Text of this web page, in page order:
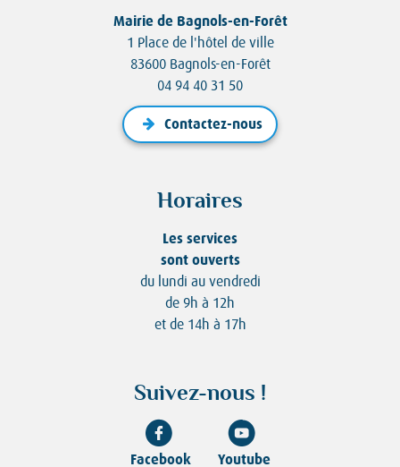
Mairie de Bagnols-en-Forêt
1 Place de l'hôtel de ville
83600 Bagnols-en-Forêt
04 94 40 31 50
Contactez-nous
Horaires
Les services
sont ouverts
du lundi au vendredi
de 9h à 12h
et de 14h à 17h
Suivez-nous !
Facebook Youtube